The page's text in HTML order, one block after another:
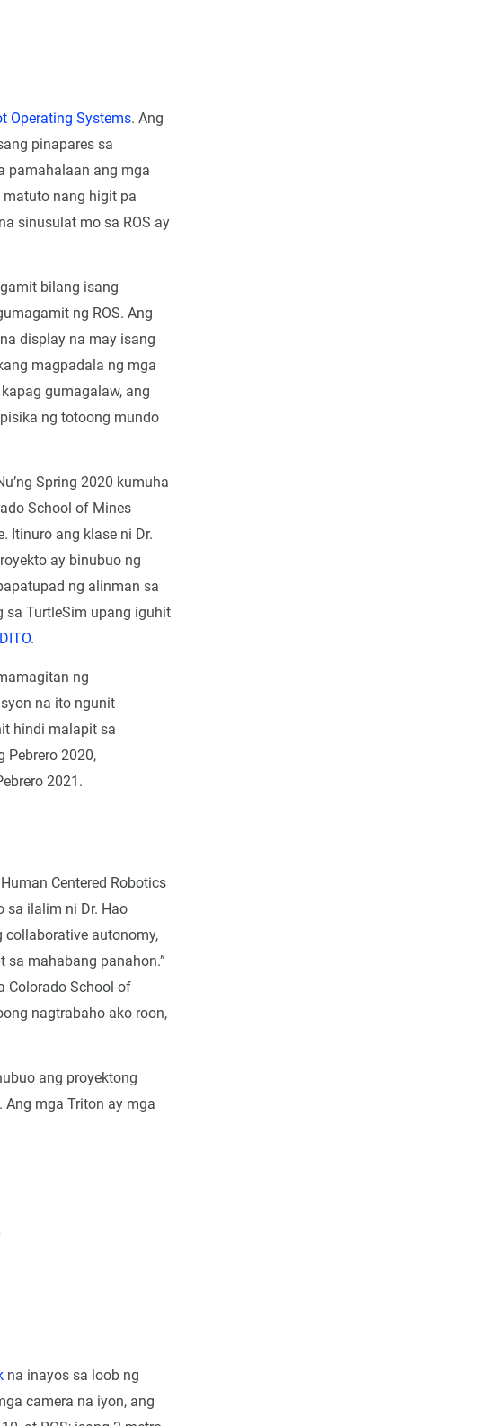
Operating Systems. Ang
pinapares sa
pamahalaan ang mga
nang higit pa
sinusulat mo sa ROS ay
bilang isang
ng ROS. Ang
display na may isang
magpadala ng mga
gumagalaw, ang
ng totoong mundo
Spring 2020 kumuha
School of Mines
Itinuro ang klase ni Dr.
ay binubuo ng
ng alinman sa
sa TurtleSim upang iguhit
DITO.
ng
na ito ngunit
hindi malapit sa
Pebrero 2020,
2021.
Centered Robotics
sa ilalim ni Dr. Hao
autonomy,
mahabang panahon.”
Colorado School of
nagtrabaho ako roon,
ang proyektong
mga Triton ay mga
na inayos sa loob ng
camera na iyon, ang